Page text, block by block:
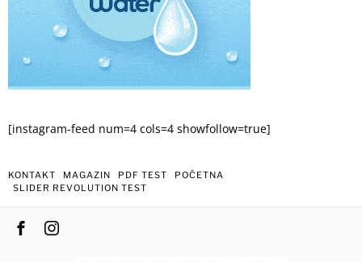
[instagram-feed num=4 cols=4 showfollow=true]
KONTAKT MAGAZIN PDF TEST
POČETNA
SLIDER REVOLUTION TEST